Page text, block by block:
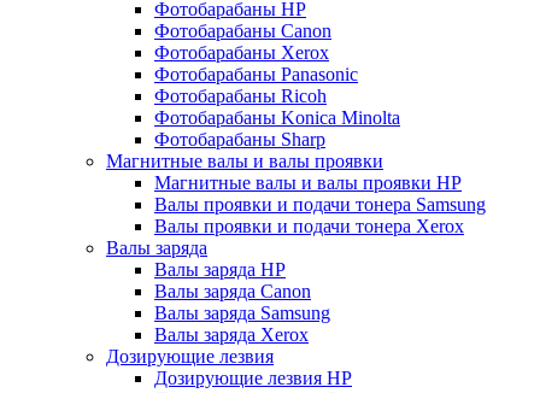
Фотобарабаны HP
Фотобарабаны Canon
Фотобарабаны Xerox
Фотобарабаны Panasonic
Фотобарабаны Ricoh
Фотобарабаны Konica Minolta
Фотобарабаны Sharp
Магнитные валы и валы проявки
Магнитные валы и валы проявки HP
Валы проявки и подачи тонера Samsung
Валы проявки и подачи тонера Xerox
Валы заряда
Валы заряда HP
Валы заряда Canon
Валы заряда Samsung
Валы заряда Xerox
Дозирующие лезвия
Дозирующие лезвия HP